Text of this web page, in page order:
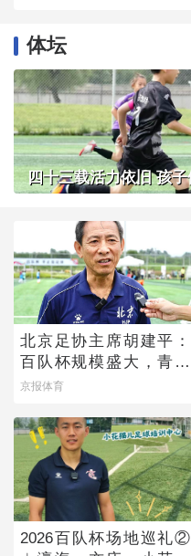
体坛
北京足协主席胡建平：
百队杯规模盛大，青少
年足球火热有活力
京报体育
2026百队杯场地巡礼②